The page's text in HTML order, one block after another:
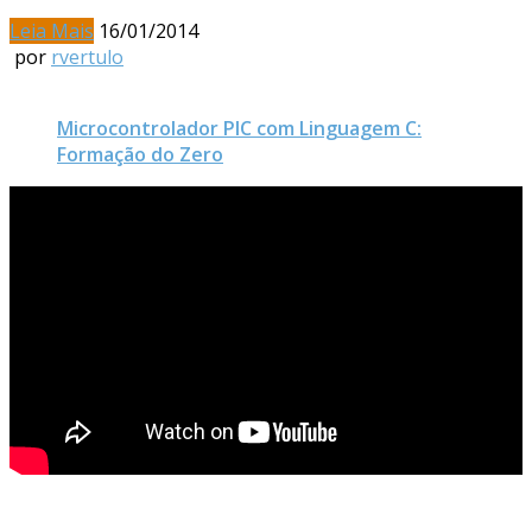
Leia Mais 16/01/2014
por rvertulo
Microcontrolador PIC com Linguagem C:
Formação do Zero